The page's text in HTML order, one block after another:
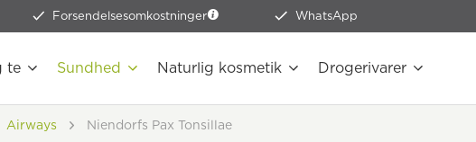
Forsendelsesomkostninger WhatsApp
te Sundhed Naturlig kosmetik Drogerivarer
Airways Niendorfs Pax Tonsillae